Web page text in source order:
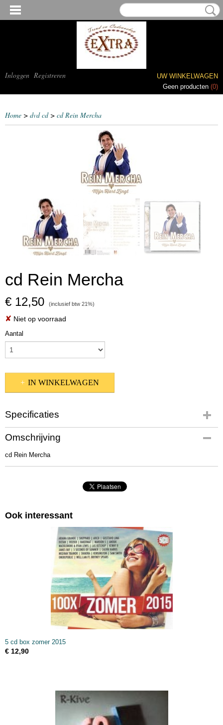
Inloggen Registreren
UW WINKELWAGEN
Geen producten (0)
Home > dvd cd> cd Rein Mercha
cd Rein Mercha
€ 12,50 (inclusief btw 21%)
✘ Niet op voorraad
Aantal
IN WINKELWAGEN
Specificaties
Productcode
rein
EAN code
0602537768677
Omschrijving
cd Rein Mercha
Ook interessant
5 cd box zomer 2015
€ 12,90